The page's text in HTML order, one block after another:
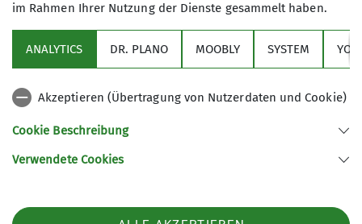
GriffReich
Niedersachsenhaus
30519 Hannover
im Rahmen Ihrer Nutzung der Dienste gesammelt haben.
ANALYTICS DR. PLANO MOOBLY SYSTEM
Akzeptieren (Übertragung von Nutzerdaten und Cookie)
Cookie Beschreibung
Verwendete Cookies